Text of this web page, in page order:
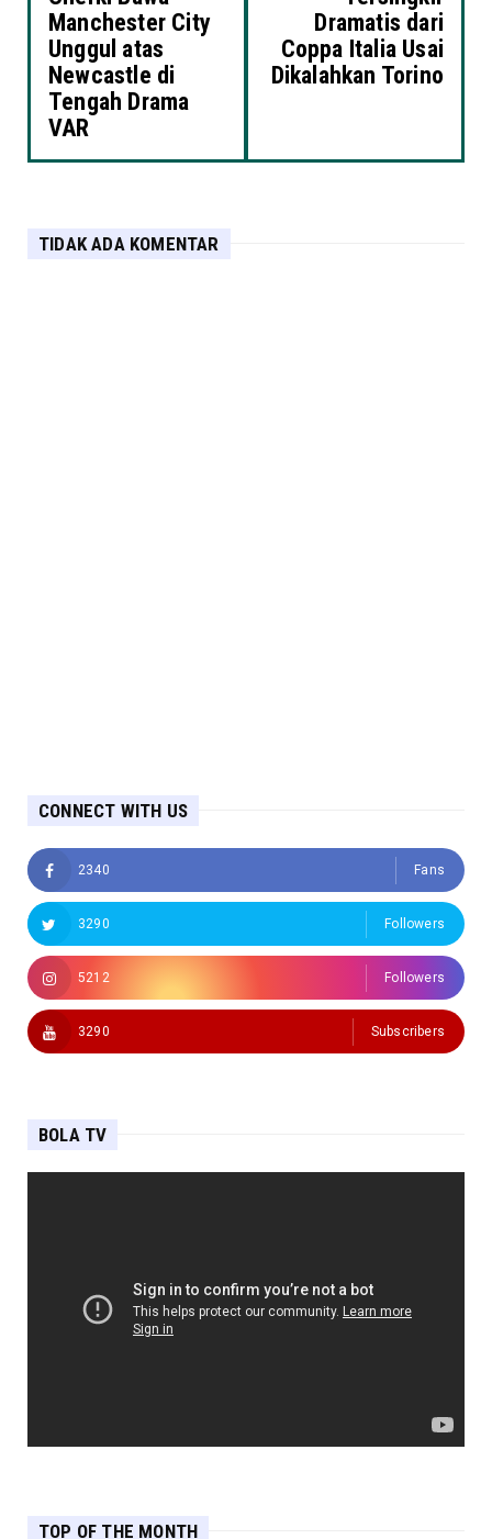
Manchester City
Unggul atas
Newcastle di
Tengah Drama
VAR
Dramatis dari
Coppa Italia Usai
Dikalahkan Torino
TIDAK ADA KOMENTAR
CONNECT WITH US
2340 Fans
3290 Followers
5212 Followers
3290 Subscribers
BOLA TV
TOP OF THE MONTH